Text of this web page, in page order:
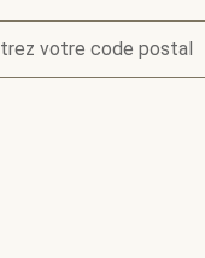
votre code postal